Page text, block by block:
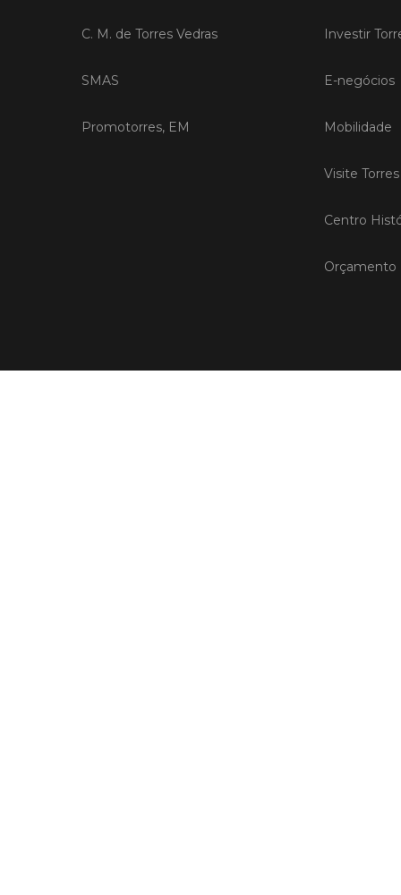
C. M. de Torres Vedras
SMAS
Promotorres, EM
Investir
E-negócios
Mobilidade
Visite
Centro
Orçamento